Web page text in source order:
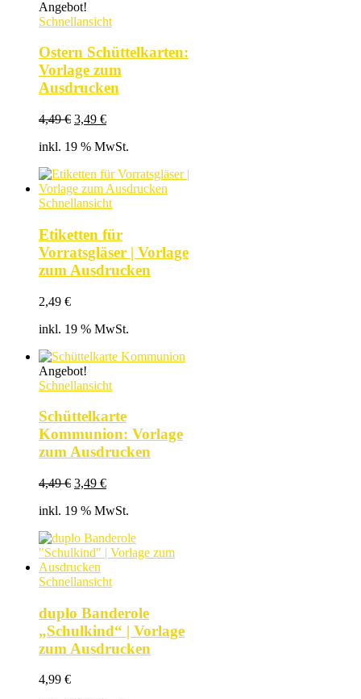
Angebot!
Schnellansicht
Ostern Schüttelkarten:
Vorlage zum
Ausdrucken
4,49€ Ursprünglicher
war:
3,49 €Aktueller
ist:
inkl. 19 % MwSt.
Schnellansicht
Etiketten für
Vorratsgläser | Vorlage
zum Ausdrucken
2,49 €
inkl. 19 % MwSt.
Angebot!
Schnellansicht
Schüttelkarte
Kommunion: Vorlage
zum Ausdrucken
4,49€ Ursprünglicher
war:
3,49 €Aktueller
ist:
inkl. 19 % MwSt.
Schnellansicht
duplo Banderole
„Schulkind“ | Vorlage
zum Ausdrucken
4,99 €